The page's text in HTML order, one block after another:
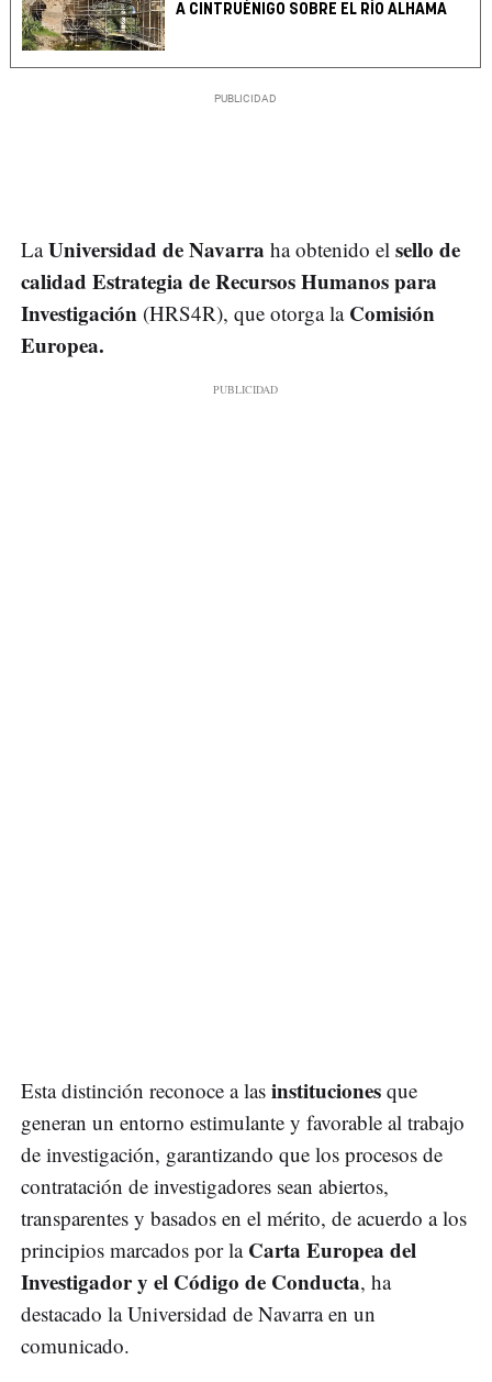
A CINTRUÉNIGO SOBRE EL RÍO ALHAMA
LaUniversidad de Navarra ha obtenido el sello de
calidad Estrategia de Recursos Humanos para
Investigación (HRS4R), que otorga laComisión
Europea.
Esta distinción reconoce a las instituciones que
generan un entorno estimulante y favorable al trabajo
de investigación, garantizando que los procesos de
contratación de investigadores sean abiertos,
transparentes y basados en el mérito, de acuerdo a los
principios marcados por la Carta Europea del
Investigador y el Código de Conducta, ha
destacado la Universidad de Navarra en un
comunicado.